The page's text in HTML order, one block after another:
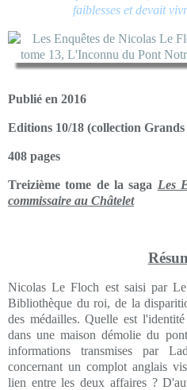
faiblesses et devait
Publié en 2016
Editions 10/18 (collection Grands
408 pages
Treizième tome de la saga Les
commissaire au Châtelet
Nicolas Le Floch est saisi par
Bibliothèque du roi, de la
des médailles. Quelle est
dans une maison démolie du
informations transmises par
concernant un complot anglais
lien entre les deux affaires ?